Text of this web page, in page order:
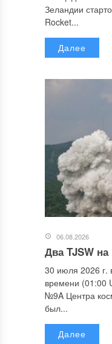
Зеландии
Rocket...
Далее
06.08.2026
Два TJSW
30 июля 2026 г.
времени (01:00
№9A Центра
был...
Далее